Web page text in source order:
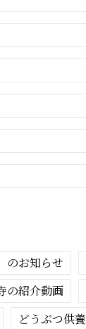
のお知らせ
の紹介動画
どうぶつ供養